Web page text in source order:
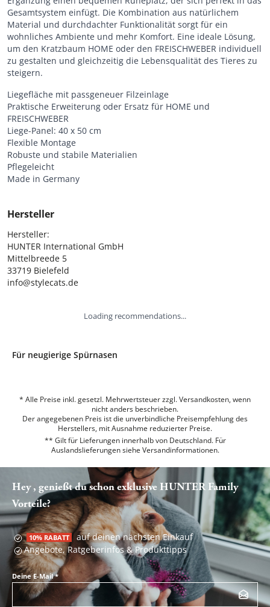
Gesamtsystem einfügt. Die Kombination aus natürlichem
Material und durchdachter Funktionalität sorgt für ein
wohnliches Ambiente und mehr Komfort. Eine ideale Lösung,
um den Kratzbaum HOME oder den FREISCHWEBER individuell
zu gestalten und gleichzeitig die Lebensqualität des Tieres zu
steigern.
Liegefläche mit passgeneuer Filzeinlage
Praktische Erweiterung oder Ersatz für HOME und
FREISCHWEBER
Liege-Panel: 40 x 50 cm
Flexible Montage
Robuste und stabile Materialien
Pflegeleicht
Made in Germany
Hersteller
Hersteller:
HUNTER International GmbH
Mittelbreede 5
33719 Bielefeld
info@stylecats.de
Loading recommendations...
Für neugierige Spürnasen
* Alle Preise inkl. gesetzl. Mehrwertsteuer zzgl. Versandkosten, wenn
nicht anders beschrieben.
Der angegebenen Preis ist die unverbindliche Preisempfehlung des
Herstellers, mit Ausnahme reduzierter Preise.
** Gilt für Lieferungen innerhalb von Deutschland. Für
Auslandslieferungen siehe Versandinformationen.
Hey , genießt du schon exklusive HUNTER Family
Vorteile?
10% RABATT auf deinen nächsten Einkauf
Angebote, Ratgeberinfos & Produkttipps
Deine E-Mail*